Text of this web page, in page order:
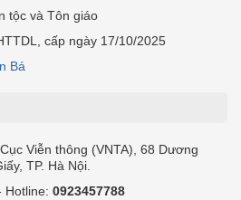
tộc và Tôn giáo
cấp ngày 17/10/2025
Bá
Viễn thông (VNTA), 68 Dương
TP. Hà Nội.
Hotline: 0923457788